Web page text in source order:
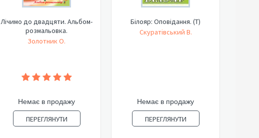
Лічимо до двадцяти. Альбом-
розмальовка.
Золотник О.
Немає в продажу
ПЕРЕГЛЯНУТИ
Білояр: Оповідання. (Т)
Скуратівський В.
Немає в продажу
ПЕРЕГЛЯНУТИ